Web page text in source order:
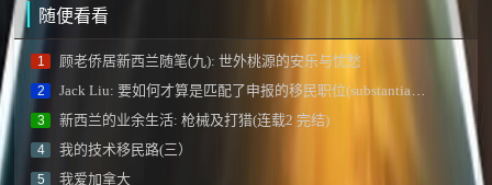
随便看看
1 顾老侨居新西兰随笔(九): 世外桃源的安乐与忧愁
2 Jack Liu: 要如何才算是匹配了申报的移民职位(substantial match)？
3 新西兰的业余生活: 枪械及打猎(连载2 完结)
4 我的技术移民路(三）
5 我爱加拿大